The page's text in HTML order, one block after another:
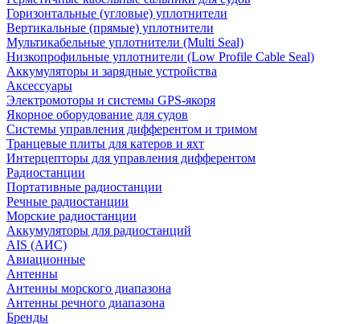
Горизонтальные (угловые) уплотнители
Вертикальные (прямые) уплотнители
Мультикабельные уплотнители (Multi Seal)
Низкопрофильные уплотнители (Low Profile Cable Seal)
Аккумуляторы и зарядные устройства
Аксессуары
Электромоторы и системы GPS-якоря
Якорное оборудование для судов
Системы управления дифферентом и тримом
Транцевые плиты для катеров и яхт
Интерцепторы для управления дифферентом
Радиостанции
Портативные радиостанции
Речные радиостанции
Морские радиостанции
Аккумуляторы для радиостанций
AIS (АИС)
Авиационные
Антенны
Антенны морского диапазона
Антенны речного диапазона
Бренды